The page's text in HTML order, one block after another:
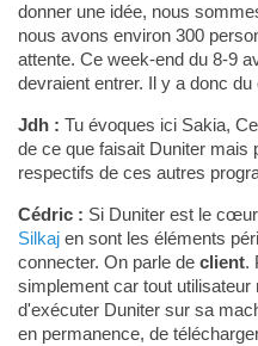
donner une idée, nous
nous avons environ 300
attente. Ce week-end du 8-9
devraient entrer. Il y a donc
Jdh : Tu évoques ici Sakia,
de ce que faisait Duniter mais
respectifs de ces autres
Cédric : Si Duniter est le
Silkajen sont les éléments
connecter. On parle de client.
simplement car tout
d'exécuter Duniter sur sa
en permanence, de